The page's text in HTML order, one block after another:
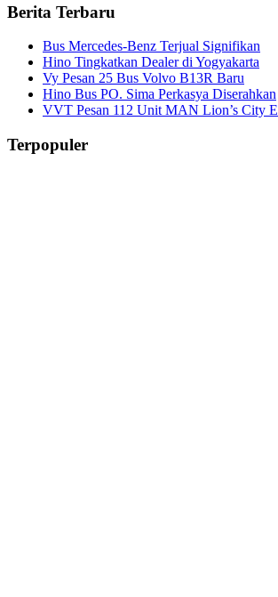
Berita Terbaru
Bus Mercedes-Benz Terjual Signifikan
Hino Tingkatkan Dealer di Yogyakarta
Vy Pesan 25 Bus Volvo B13R Baru
Hino Bus PO. Sima Perkasya Diserahkan
VVT Pesan 112 Unit MAN Lion’s City E
Terpopuler